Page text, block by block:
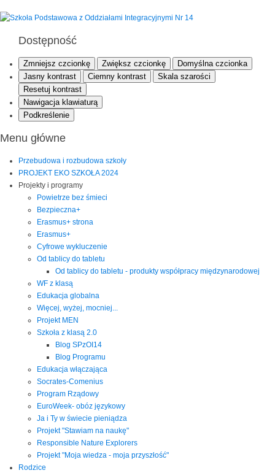
Dostępność
Zmniejsz czcionkę Zwiększ czcionkę
Domyślna czcionka
Jasny kontrast
Ciemny kontrast
Skala szarości
Resetuj kontrast
Nawigacja klawiaturą
Podkreślenie
Menu główne
Przebudowa i rozbudowa szkoły
PROJEKT EKO SZKOŁA 2024
Projekty i programy
Powietrze bez śmieci
Bezpieczna+
Erasmus+ strona
Erasmus+
Cyfrowe wykluczenie
Od tablicy do tabletu
Od tablicy do tabletu - produkty współpracy międzynarodowej
WF z klasą
Edukacja globalna
Więcej, wyżej, mocniej...
Projekt MEN
Szkoła z klasą 2.0
Blog SPzOI14
Blog Programu
Edukacja włączająca
Socrates-Comenius
Program Rządowy
EuroWeek- obóz językowy
Ja i Ty w świecie pieniądza
Projekt "Stawiam na naukę"
Responsible Nature Explorers
Projekt "Moja wiedza - moja przyszłość"
Rodzice